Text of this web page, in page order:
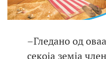
–Гледано од
секоја земја